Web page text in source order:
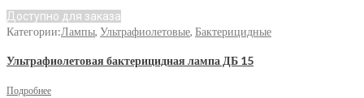
Доступно для заказа
Категории:Лампы, Ультрафиолетовые, Бактерицидные
Ультрафиолетовая бактерицидная лампа ДБ 15
Подробнее